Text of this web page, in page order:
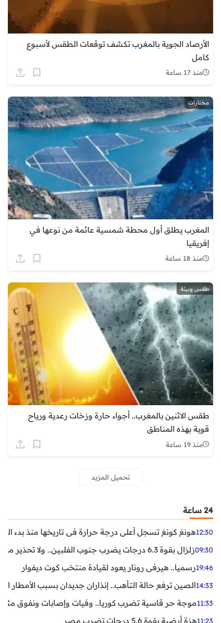
الأرصاد الجوية بالمغرب تكشف توقعات الطقس لأسبوع
كامل
منذ 17 ساعة
مختارات
المغرب يطلق أول محطة شمسية عائمة من نوعها في
إفريقيا
منذ 18 ساعة
طقس وبيئة
طقس الاثنين بالمغرب.. أجواء حارة وزخات رعدية ورياح
قوية بهذه المناطق
منذ 19 ساعة
تحميل المزيد
24 ساعة
12:30هونغ كونغ تسجل أعلى درجة حرارة في تاريخها منذ بدء
09:30زلزال بقوة 6.3 درجات يضرب جنوب الفلبين.. ولا تحذير من تسونامي حتى الآن
19:46رسميا.. هيرفي رونار يعود لقيادة منتخب كوت ديفوار
14:33الصين ترفع حالة التأهب.. إنذاران جديدان بسبب الأمطار
11:33موجة حر قاسية تضرب كوريا.. وفيات وإصابات ونفوق مئات
11:23هزة أرضية بقوة 5.6 درجات تضرب مصر